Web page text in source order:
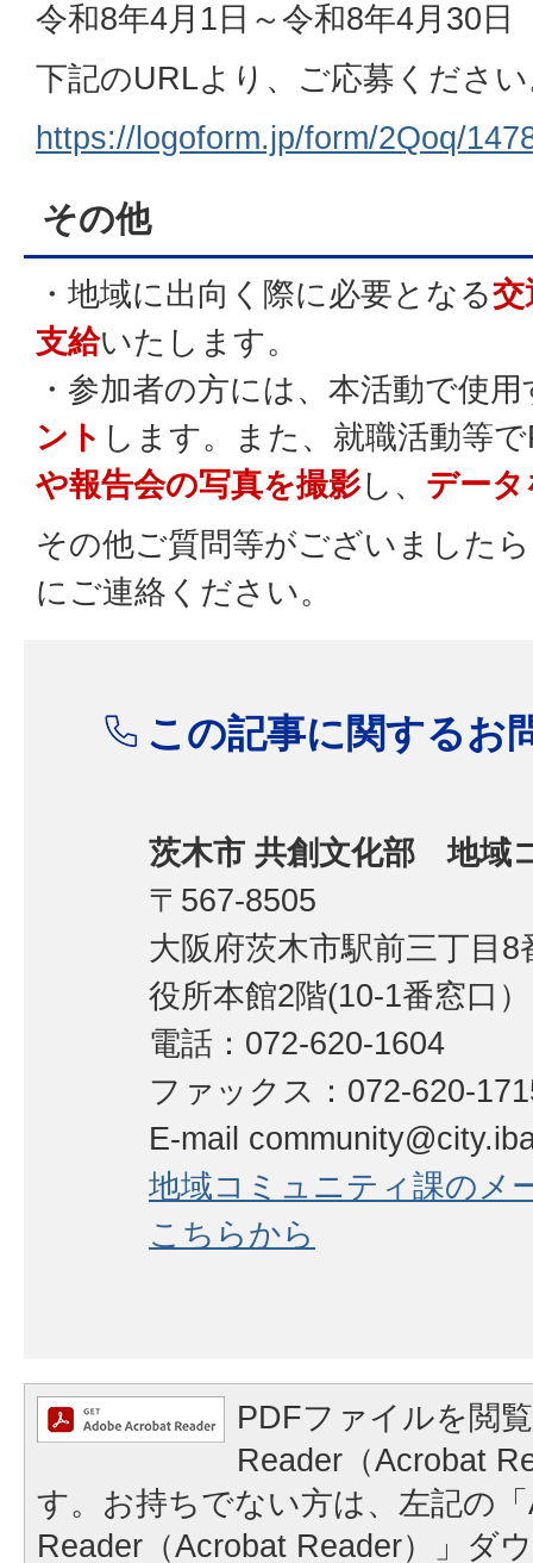
令和8年4月1日～令和8年4月30日
下記のURLより、ご応募くださ
https://logoform.jp/form/2Qoq/
その他
・地域に出向く際に必要となる交
支給いたします。
・参加者の方には、本活動で使
ント します。また、就職活動等
や報告会の写真を撮影し、 デー
その他ご質問等がございました
にご連絡ください。
この記事に関するお
茨木市 共創文化部 地域
〒567-8505
大阪府茨木市駅前三丁目8
役所本館2階(10-1番窓口）
電話：072-620-1604
ファックス：072-620-
E-mail
地域コミュニティ課のメ
こちらから
PDFファイルを閲
Reader（Acrobat
す。お持ちでない方は、左記の
Reader（Acrobat Reader）」ダ